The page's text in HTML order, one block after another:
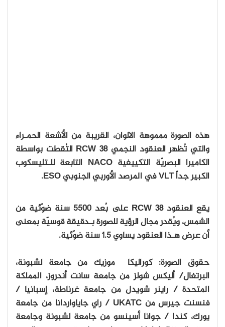
هذه الصورة ممموهة الالوان، القريبة من الأشعة الحمـراء
والتي تُظهر العنقود النجمي RCW 38 التُقطت بواسطة
الكاميرا البصريّة التكييفية NACO التابعة للـتليسكوب
الكبير جداً VLT في المرصد الأوربي الجنوبي ESO.
يقع العنقود RCW 38 على بُعد 5500 سنة ضوّئية من
الشمس، ويُقدر مجال الرؤية للصورة بـدقيقة قوسيّة بمعنى
أن عرض هـذا العنقود يساوي 1.5 سنة ضوّئية.
حقوق الصورة: كوراليكا موزيك من جامعة لشبونة،
البرتغال/ أليكس شولز من جامعة سانت أندروز، المملكة
المتحدة / راينر شويدل من جامعة غرناطة، إسبانيا /
فنسنت جيرس من UKATC / راي جاياواردانا من جامعة
يورك، كندا / جوانا أسينسو من جامعة لشبونة وجامعة